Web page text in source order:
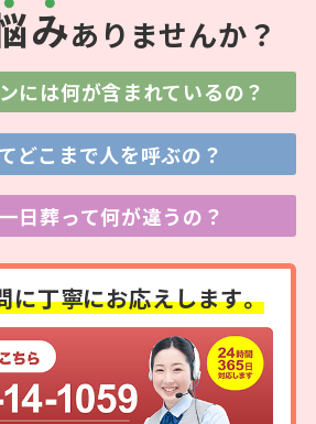
みありませんか？
には何が含まれているの？
どこまで人を呼ぶの？
日葬って何が違うの？
に丁寧にお応えします。